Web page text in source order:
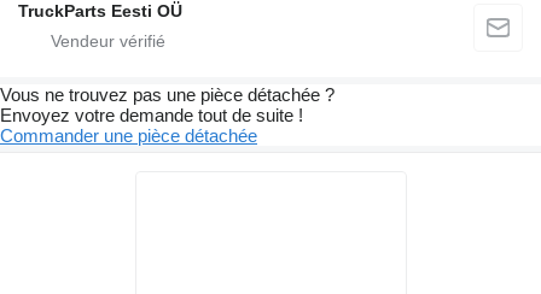
TruckParts Eesti OÜ
Vous ne trouvez pas une pièce détachée ?
Envoyez votre demande tout de suite !
Commander une pièce détachée